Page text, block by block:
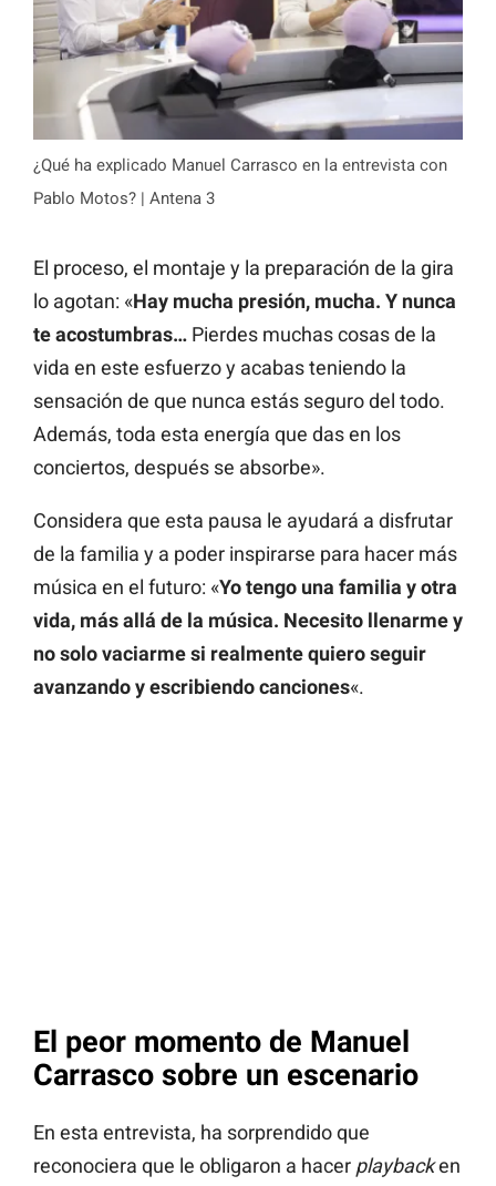
¿Qué ha explicado Manuel Carrasco en la entrevista con
Pablo Motos? | Antena 3
El proceso, el montaje y la preparación de la gira
lo agotan: «Hay mucha presión, mucha. Y nunca
te acostumbras… Pierdes muchas cosas de la
vida en este esfuerzo y acabas teniendo la
sensación de que nunca estás seguro del todo.
Además, toda esta energía que das en los
conciertos, después se absorbe».
Considera que esta pausa le ayudará a disfrutar
de la familia y a poder inspirarse para hacer más
música en el futuro: «Yo tengo una familia y otra
vida, más allá de la música. Necesito llenarme y
no solo vaciarme si realmente quiero seguir
avanzando y escribiendo canciones«.
El peor momento de Manuel
Carrasco sobre un escenario
En esta entrevista, ha sorprendido que
reconociera que le obligaron a hacer playbacken